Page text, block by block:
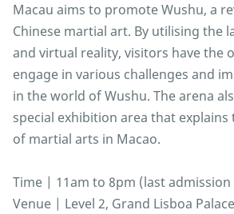
Macau aims to promote Wushu, a
Chinese martial art. By utilising the
and virtual reality, visitors have the
engage in various challenges and
in the world of Wushu. The arena
special exhibition area that
of martial arts in Macao.
Time | 11am to 8pm (last admission
Venue | Level 2, Grand Lisboa